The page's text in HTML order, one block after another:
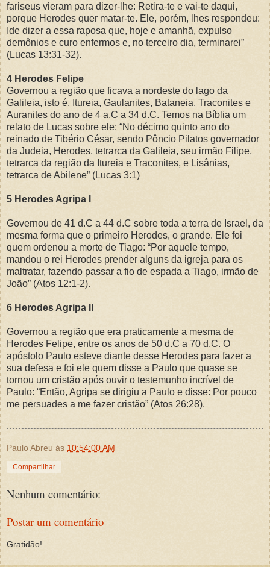
fariseus vieram para dizer-lhe: Retira-te e vai-te daqui,
porque Herodes quer matar-te. Ele, porém, lhes respondeu:
Ide dizer a essa raposa que, hoje e amanhã, expulso
demônios e curo enfermos e, no terceiro dia, terminarei”
(Lucas 13:31-32).
4 Herodes Felipe
Governou a região que ficava a nordeste do lago da
Galileia, isto é, Itureia, Gaulanites, Bataneia, Traconites e
Auranites do ano de 4 a.C a 34 d.C. Temos na Bíblia um
relato de Lucas sobre ele: “No décimo quinto ano do
reinado de Tibério César, sendo Pôncio Pilatos governador
da Judeia, Herodes, tetrarca da Galileia, seu irmão Filipe,
tetrarca da região da Itureia e Traconites, e Lisânias,
tetrarca de Abilene” (Lucas 3:1)
5 Herodes Agripa I
Governou de 41 d.C a 44 d.C sobre toda a terra de Israel, da
mesma forma que o primeiro Herodes, o grande. Ele foi
quem ordenou a morte de Tiago: “Por aquele tempo,
mandou o rei Herodes prender alguns da igreja para os
maltratar, fazendo passar a fio de espada a Tiago, irmão de
João” (Atos 12:1-2).
6 Herodes Agripa II
Governou a região que era praticamente a mesma de
Herodes Felipe, entre os anos de 50 d.C a 70 d.C. O
apóstolo Paulo esteve diante desse Herodes para fazer a
sua defesa e foi ele quem disse a Paulo que quase se
tornou um cristão após ouvir o testemunho incrível de
Paulo: “Então, Agripa se dirigiu a Paulo e disse: Por pouco
me persuades a me fazer cristão” (Atos 26:28).
Paulo Abreu às 10:54:00 AM
Compartilhar
Nenhum comentário:
Postar um comentário
Gratidão!